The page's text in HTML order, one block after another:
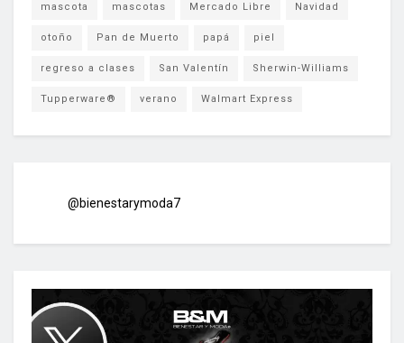
mascota mascotas Mercado Libre Navidad
otoño Pan de Muerto papá piel
regreso a clases San Valentín Sherwin-Williams
Tupperware® verano Walmart Express
@bienestarymoda7